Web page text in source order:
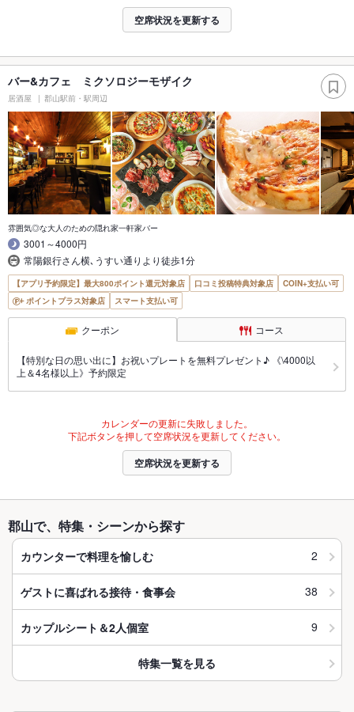
空席状況を更新する
バー&カフェ ミクソロジーモザイク
居酒屋 郡山駅前・駅周辺
雰囲気◎な大人のための隠れ家一軒家バー
3001～4000円
常陽銀行さん横､うすい通りより徒歩1分
【アプリ予約限定】最大800ポイント還元対象店 口コミ投稿特典対象店
COIN+支払い可
ポイントプラス対象店
スマート支払い可
クーポン コース
【特別な日の思い出に】お祝いプレートを無料プレゼント♪ 《\4000以
上＆4名様以上》予約限定
カレンダーの更新に失敗しました。
下記ボタンを押して空席状況を更新してください。
空席状況を更新する
郡山で、特集・シーンから探す
カウンターで料理を愉しむ 2
ゲストに喜ばれる接待・食事会 38
カップルシート＆2人個室 9
特集一覧を見る